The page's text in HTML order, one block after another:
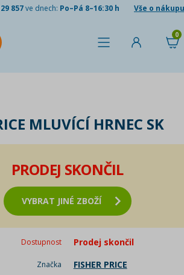
857ve dnech: Po–Pá 8–16:30 h Vše o nákupu
0
MLUVÍCÍ HRNEC SK
PRODEJ SKONČIL
VYBRAT JINÉ ZBOŽÍ
Dostupnost Prodej skončil
Značka FISHER PRICE